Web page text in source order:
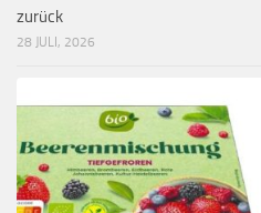
zurück
28 JULI, 2026